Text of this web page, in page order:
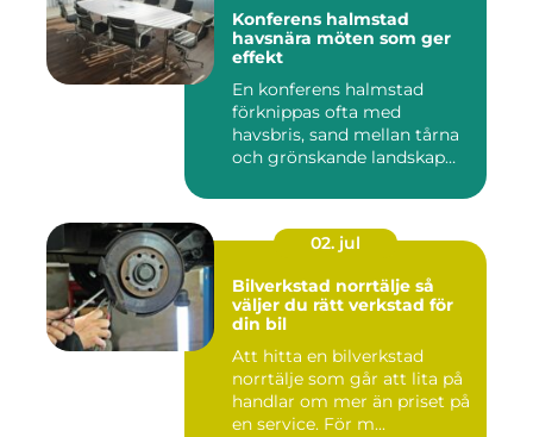
Konferens halmstad
havsnära möten som ger
effekt
En konferens halmstad
förknippas ofta med
havsbris, sand mellan tårna
och grönskande landskap
02. jul
Bilverkstad norrtälje så
väljer du rätt verkstad för
din bil
Att hitta en bilverkstad
norrtälje som går att lita på
handlar om mer än priset på
en service. För m...